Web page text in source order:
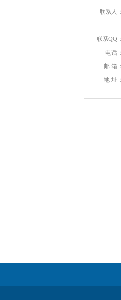
联系人：
联系QQ：
电话：
邮 箱：
地 址：